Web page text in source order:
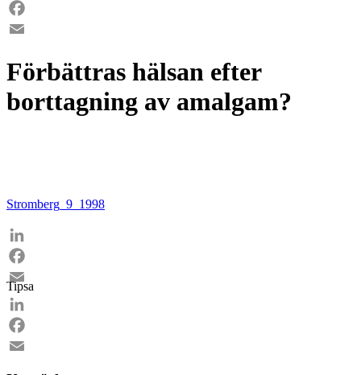
LinkedIn
Facebook
Förbättras hälsan efter
borttagning av amalgam?
Stromberg_9_1998
LinkedIn
Facebook
Email
Tipsa
LinkedIn
Facebook